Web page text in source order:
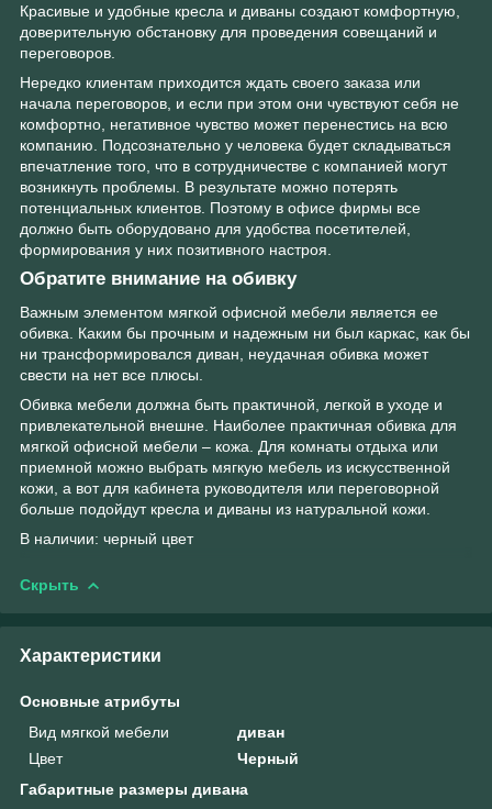
Красивые и удобные кресла и диваны создают комфортную,
доверительную обстановку для проведения совещаний и
переговоров.
Нередко клиентам приходится ждать своего заказа или
начала переговоров, и если при этом они чувствуют себя не
комфортно, негативное чувство может перенестись на всю
компанию. Подсознательно у человека будет складываться
впечатление того, что в сотрудничестве с компанией могут
возникнуть проблемы. В результате можно потерять
потенциальных клиентов. Поэтому в офисе фирмы все
должно быть оборудовано для удобства посетителей,
формирования у них позитивного настроя.
Обратите внимание на обивку
Важным элементом мягкой офисной мебели является ее
обивка. Каким бы прочным и надежным ни был каркас, как бы
ни трансформировался диван, неудачная обивка может
свести на нет все плюсы.
Обивка мебели должна быть практичной, легкой в уходе и
привлекательной внешне. Наиболее практичная обивка для
мягкой офисной мебели – кожа. Для комнаты отдыха или
приемной можно выбрать мягкую мебель из искусственной
кожи, а вот для кабинета руководителя или переговорной
больше подойдут кресла и диваны из натуральной кожи.
В наличии: черный цвет
Скрыть
Характеристики
Основные атрибуты
Вид мягкой мебели
диван
Цвет
Черный
Габаритные размеры дивана